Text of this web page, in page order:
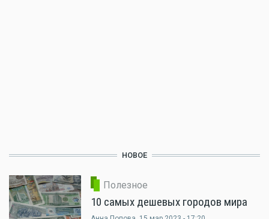
НОВОЕ
Полезное
10 самых дешевых городов мира